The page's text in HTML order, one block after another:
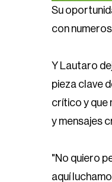
Su
con
Y Lautaro
pieza clave
crítico y que
y mensajes
"No quiero
aquí